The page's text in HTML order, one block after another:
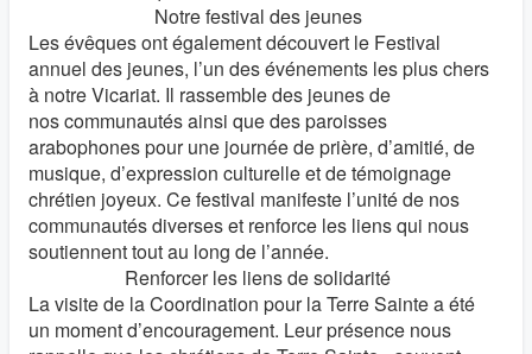
Notre festival des jeunes
Les évêques ont également découvert le Festival
annuel des jeunes, l’un des événements les plus chers
à notre Vicariat. Il rassemble des jeunes de
nos communautés ainsi que des paroisses
arabophones pour une journée de prière, d’amitié, de
musique, d’expression culturelle et de témoignage
chrétien joyeux. Ce festival manifeste l’unité de nos
communautés diverses et renforce les liens qui nous
soutiennent tout au long de l’année.
Renforcer les liens de solidarité
La visite de la Coordination pour la Terre Sainte a été
un moment d’encouragement. Leur présence nous